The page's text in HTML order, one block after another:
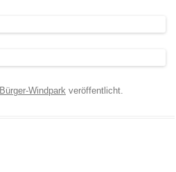
Bürger-Windpark veröffentlicht.